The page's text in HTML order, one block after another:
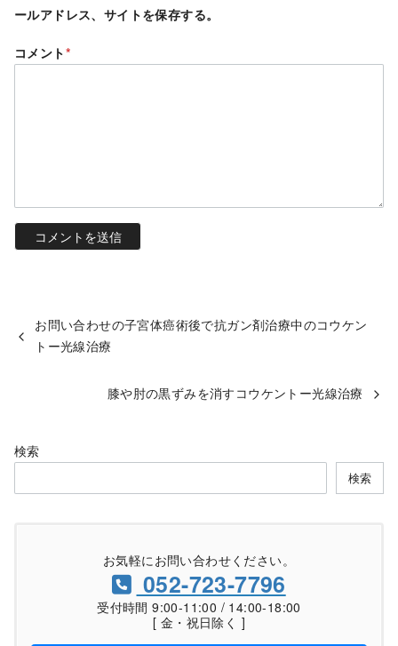
ールアドレス、サイトを保存する。
コメント*
お問い合わせの子宮体癌術後で抗ガン剤治療中のコウケン
トー光線治療
膝や肘の黒ずみを消すコウケントー光線治療
検索
検索
お気軽にお問い合わせください。
052-723-7796
受付時間 9:00-11:00 / 14:00-18:00
[ 金・祝日除く ]